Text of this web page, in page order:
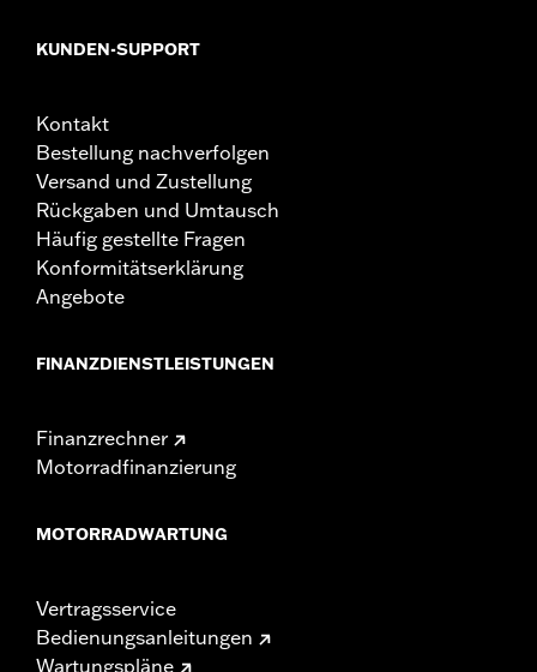
KUNDEN-SUPPORT
Kontakt
Bestellung nachverfolgen
Versand und Zustellung
Rückgaben und Umtausch
Häufig gestellte Fragen
Konformitätserklärung
Angebote
FINANZDIENSTLEISTUNGEN
Finanzrechner
Motorradfinanzierung
MOTORRADWARTUNG
Vertragsservice
Bedienungsanleitungen
Wartungspläne